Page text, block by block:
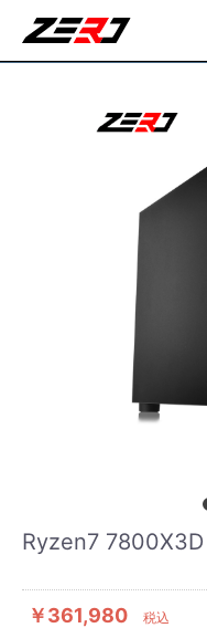
Ryzen7
￥361,980 税込